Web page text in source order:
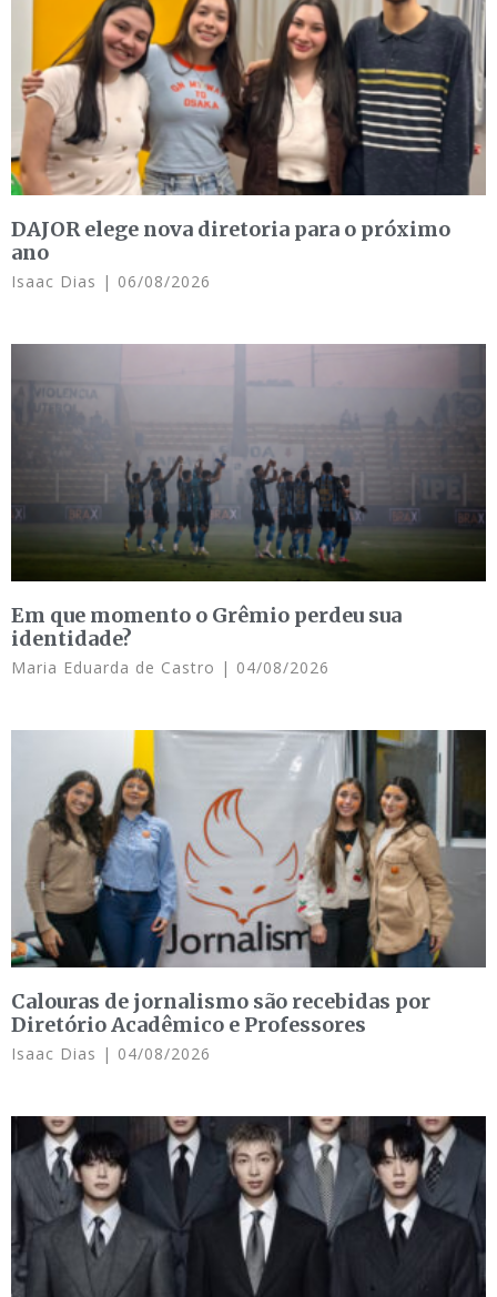
DAJOR elege nova diretoria para o próximo
ano
Isaac Dias 06/08/2026
Em que momento o Grêmio perdeu sua
identidade?
Maria Eduarda de Castro 04/08/2026
Calouras de jornalismo são recebidas por
Diretório Acadêmico e Professores
Isaac Dias 04/08/2026